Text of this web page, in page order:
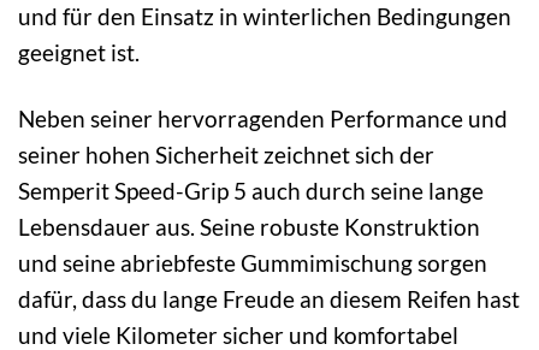
und für den Einsatz in winterlichen Bedingungen
geeignet ist.
Neben seiner hervorragenden Performance und
seiner hohen Sicherheit zeichnet sich der
Semperit Speed-Grip 5 auch durch seine lange
Lebensdauer aus. Seine robuste Konstruktion
und seine abriebfeste Gummimischung sorgen
dafür, dass du lange Freude an diesem Reifen hast
und viele Kilometer sicher und komfortabel